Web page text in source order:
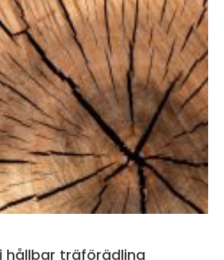
i hållbar träförädling